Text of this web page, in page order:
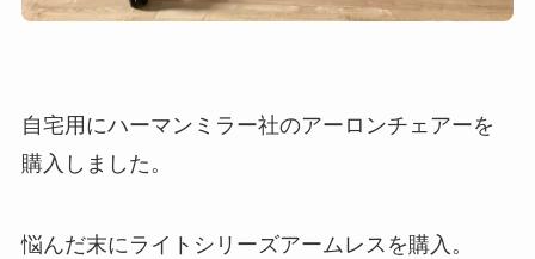
自宅用にハーマンミラー社のアーロンチェアーを
購入しました。
悩んだ末にライトシリーズアームレスを購入。